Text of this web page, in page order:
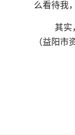
么看待我
其实
（益阳市